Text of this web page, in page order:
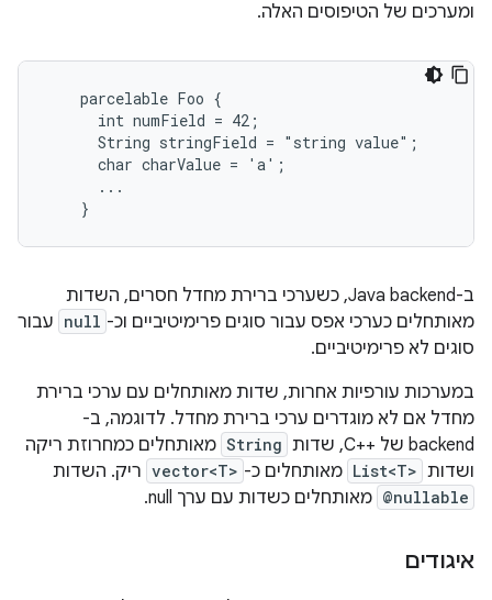
ומערכים של הטיפוסים האלה.
    parcelable Foo {
      int numField = 42;
      String stringField = "string value";
      char charValue = 'a';
      ...
ב-Java backend, כשערכי ברירת מחדל חסרים, השדות
מאותחלים כערכי אפס עבור סוגים פרימיטיביים וכ- null עבור
סוגים לא פרימיטיביים.
במערכות עורפיות אחרות, שדות מאותחלים עם ערכי ברירת
מחדל אם לא מוגדרים ערכי ברירת מחדל. לדוגמה, ב-
backend של C++‎, שדות
String מאותחלים כמחרוזת ריקה
ושדות List<T> מאותחלים כ- vector<T> ריק. השדות
@nullable מאותחלים כשדות עם ערך null.
איגודים